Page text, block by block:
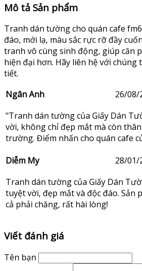
Mô tả Sản phẩm
Tranh dán tường cho quán cafe
đáo, mới lạ, màu sắc rực rỡ đầy
tranh vô cùng sinh động, giúp căn
hiện đại hơn. Hãy liên hệ với chúng
tiết.
Ngân Anh
26/08/
"Tranh dán tường của Giấy Dán
vời, không chỉ đẹp mắt mà còn
trường. Điểm nhấn cho quán cafe
Diễm My
28/01/
Tranh dán tường của Giấy Dán
tuyệt vời, đẹp mắt và độc đáo. Sản
cả phải chăng, rất hài lòng!
Viết đánh giá
Tên bạn